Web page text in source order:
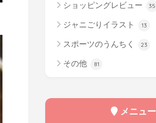
ショッピングレビュー 35
ジャニごりイラスト 13
スポーツのうんちく 23
その他 81
メニュー